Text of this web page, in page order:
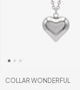
COLLAR WONDERFUL